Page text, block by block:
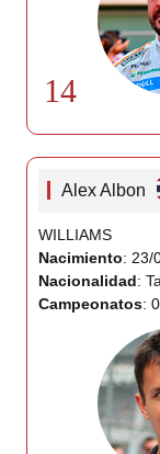
14
Alex Albon
WILLIAMS
Nacimiento: 23/
Nacionalidad:
Campeonatos: 0